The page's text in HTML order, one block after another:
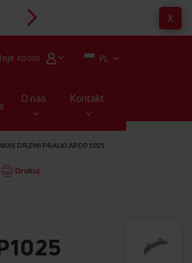
X
konto PL
O nas Kontakt
DRZWI PRALKI APDP1025
Drukuj